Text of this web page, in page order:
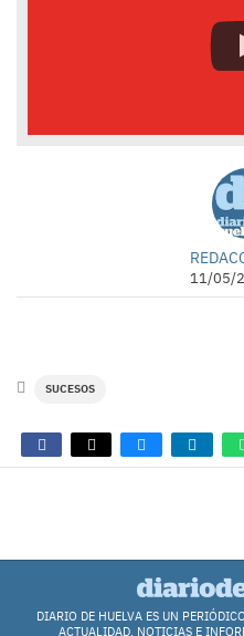
11/05/
SUCESOS
DIARIO DE HUELVA ES UN
ACTUALIDAD, NOTICIAS E